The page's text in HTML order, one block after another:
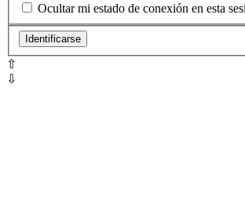
Ocultar mi estado de conexión en esta
⇧
⇩